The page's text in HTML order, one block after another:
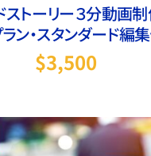
ストーリー３分動画制
ン・スタンダード編
$3,500